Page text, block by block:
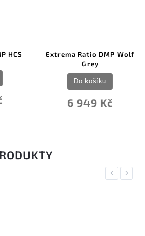
HCS
Extrema Ratio DMP Wolf
Grey
6 949 Kč
Do košíku
Previous
Next